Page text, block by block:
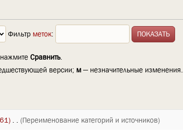
Фильтр меток:
Сравнить.
версии; м — незначительные изменения.
. . (Переименование категорий и источников)